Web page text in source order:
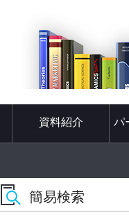
資料紹介 パ
簡易検索